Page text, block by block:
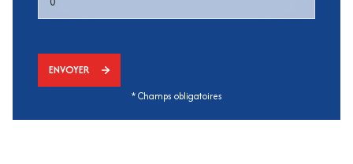
ENVOYER
* Champs obligatoires